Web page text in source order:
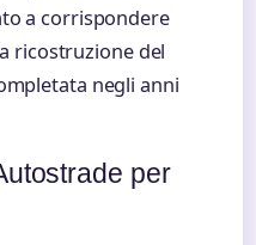
a corrispondere
ricostruzione del
negli anni
per